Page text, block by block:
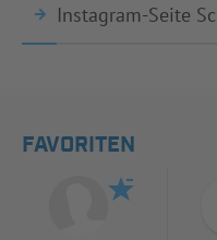
Instagram-Seite
FAVORITEN